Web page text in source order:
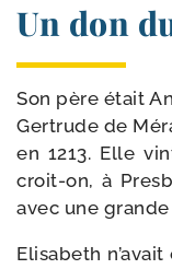
Un don
Son père était
Gertrude de
en 1213. Elle
croit-​on, à
avec une
Elisabeth